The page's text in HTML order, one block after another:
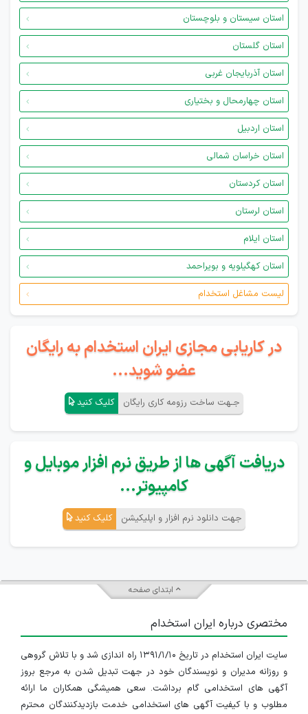
استان سیستان و بلوچستان
استان گلستان
استان آذربایجان غربی
استان چهارمحال و بختیاری
استان اردبیل
استان خراسان شمالی
استان کردستان
استان لرستان
استان ایلام
استان کهگیلویه و بویراحمد
لیست مشاغل استخدام
در کاریابی مجازی ایران استخدام به رایگان
عضو شوید...
جـهت ساخت رزومه کاری رایگان کلیک کنید
دریافت آگهی ها از طریق نرم افزار موبایل و
کامپیوتر...
جهت دانلود نرم افزار و اپلیکیشن کلیک کنید
ابتدای صفحه
مختصری درباره ایران استخدام
سایت ایران استخدام در تاریخ ۱۳۹۱/۱/۱۰ راه اندازی شد و با تلاش گروهی
و روزانه مدیران و نویسندگان خود در جهت تبدیل شدن به مرجع بروز
آگهی های استخدامی گام برداشت. سعی همیشگی همکاران ما ارائه
مطلوب و با کیفیت آگهی های استخدامی خدمت بازدیدکنندگان محترم